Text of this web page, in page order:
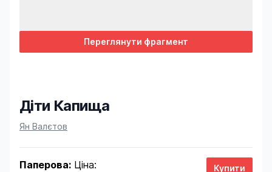
Переглянути фрагмент
Діти Капища
Product information
Ян Валєтов
Паперова: Ціна: